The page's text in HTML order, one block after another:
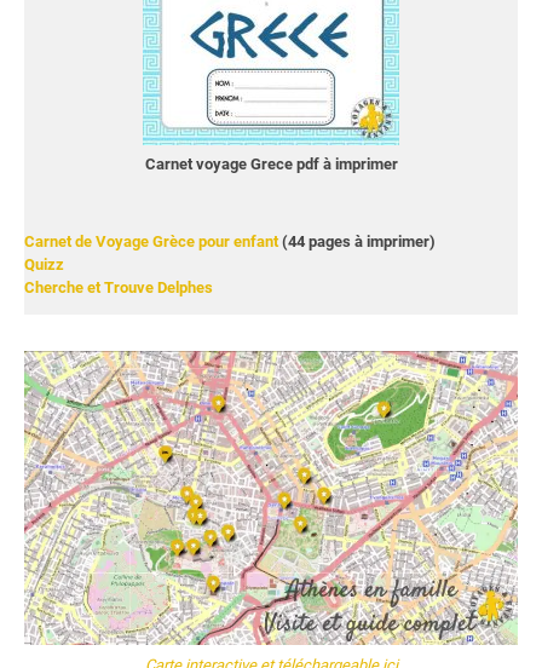
Carnet voyage Grece pdf à imprimer
Carnet de Voyage Grèce pour enfant(44 pages à imprimer)
Quizz
Cherche et Trouve Delphes